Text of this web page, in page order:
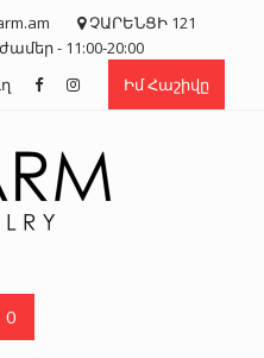
ՉԱՐԵՆՑԻ 121
- 11:00-20:00
Իմ Հաշիվը
0